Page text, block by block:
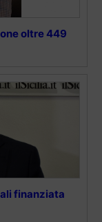
oltre 449
finanziata